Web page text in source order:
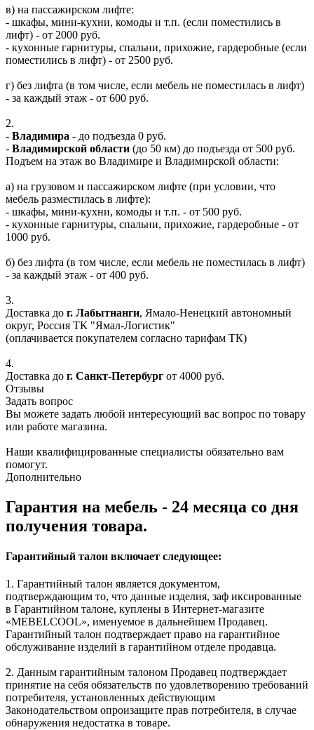
в) на пассажирском лифте:
- шкафы, мини-кухни, комоды и т.п. (если поместились в
лифт) - от 2000 руб.
- кухонные гарнитуры, спальни, прихожие, гардеробные (если
поместились в лифт) - от 2500 руб.
г) без лифта (в том числе, если мебель не поместилась в лифт)
- за каждый этаж - от 600 руб.
2.
- Владимира - до подъезда 0 руб.
- Владимирской области (до 50 км) до подъезда от 500 руб.
Подъем на этаж во Владимире и Владимирской области:
а) на грузовом и пассажирском лифте (при условии, что
мебель разместилась в лифте):
- шкафы, мини-кухни, комоды и т.п. - от 500 руб.
- кухонные гарнитуры, спальни, прихожие, гардеробные - от
1000 руб.
б) без лифта (в том числе, если мебель не поместилась в лифт)
- за каждый этаж - от 400 руб.
3.
Доставка до г. Лабытнанги, Ямало-Ненецкий автономный
округ, Россия ТК "Ямал-Логистик"
(оплачивается покупателем согласно тарифам ТК)
4.
Доставка до г. Санкт-Петербург от 4000 руб.
Отзывы
Задать вопрос
Вы можете задать любой интересующий вас вопрос по товару
или работе магазина.
Наши квалифицированные специалисты обязательно вам
помогут.
Дополнительно
Гарантия на мебель - 24 месяца со дня
получения товара.
Гарантийный талон включает следующее:
1. Гарантийный талон является документом,
подтверждающим то, что данные изделия, заф иксированные
в Гарантийном талоне, куплены в Интернет-магазите
«MEBELCOOL», именуемое в дальнейшем Продавец.
Гарантийный талон подтверждает право на гарантийное
обслуживание изделий в гарантийном отделе продавца.
2. Данным гарантийным талоном Продавец подтверждает
принятие на себя обязательств по удовлетворению требований
потребителя, установленных действующим
Законодательством опроизащите прав потребителя, в случае
обнаружения недостатка в товаре.